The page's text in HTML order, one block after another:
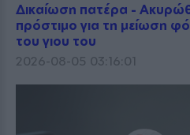
Δικαίωση πατέρα -
πρόστιμο για τη μείωση
του γιου του
2026-08-05 03:16:01